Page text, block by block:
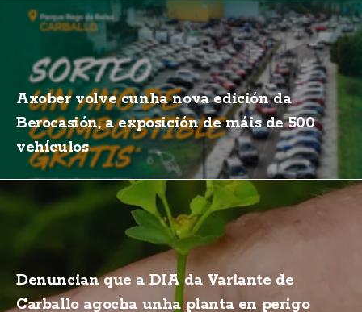
Axober volve cunha nova edición da
Berocasión, a exposición de máis de 500
vehículos
Denuncian que a DIA da Variante de
Carballo agocha unha planta en perigo